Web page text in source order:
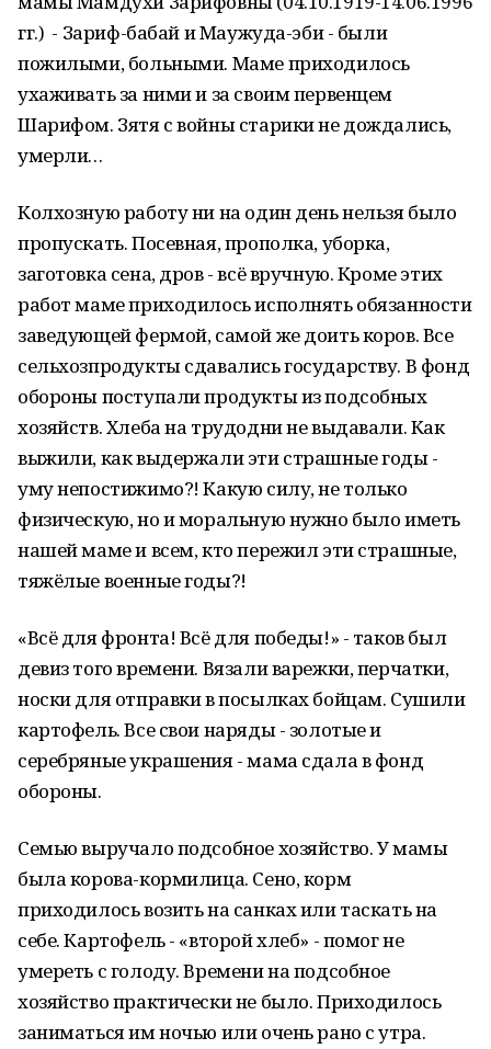
гг.) - Зариф-бабай и Маужуда-эби - были
пожилыми, больными. Маме приходилось
ухаживать за ними и за своим первенцем
Шарифом. Зятя с войны старики не дождались,
умерли…
Колхозную работу ни на один день нельзя было
пропускать. Посевная, прополка, уборка,
заготовка сена, дров - всё вручную. Кроме этих
работ маме приходилось исполнять обязанности
заведующей фермой, самой же доить коров. Все
сельхозпродукты сдавались государству. В фонд
обороны поступали продукты из подсобных
хозяйств. Хлеба на трудодни не выдавали. Как
выжили, как выдержали эти страшные годы -
уму непостижимо?! Какую силу, не только
физическую, но и моральную нужно было иметь
нашей маме и всем, кто пережил эти страшные,
тяжёлые военные годы?!
«Всё для фронта! Всё для победы!» - таков был
девиз того времени. Вязали варежки, перчатки,
носки для отправки в посылках бойцам. Сушили
картофель. Все свои наряды - золотые и
серебряные украшения - мама сдала в фонд
обороны.
Семью выручало подсобное хозяйство. У мамы
была корова-кормилица. Сено, корм
приходилось возить на санках или таскать на
себе. Картофель - «второй хлеб» - помог не
умереть с голоду. Времени на подсобное
хозяйство практически не было. Приходилось
заниматься им ночью или очень рано с утра.